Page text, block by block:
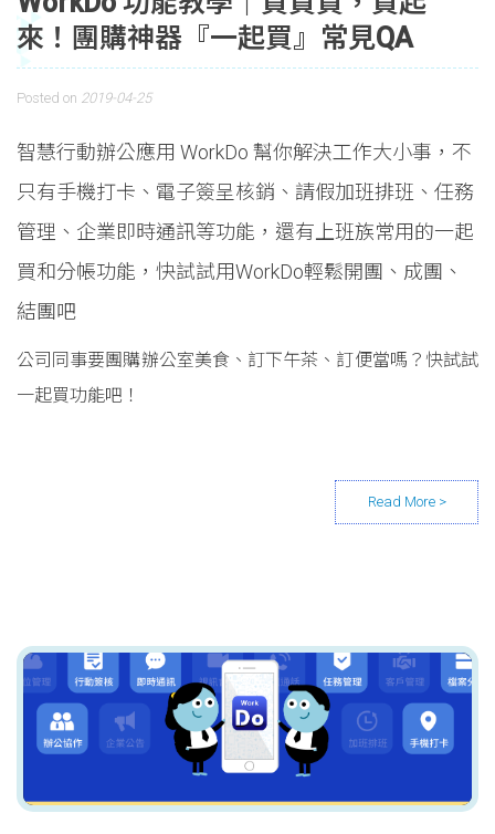
來！團購神器『一起買』常見QA
Posted on 2019-04-25
智慧行動辦公應用 WorkDo 幫你解決工作大小事，不
只有手機打卡、電子簽呈核銷、請假加班排班、任務
管理、企業即時通訊等功能，還有上班族常用的一起
買和分帳功能，快試試用WorkDo輕鬆開團、成團、
結團吧
公司同事要團購辦公室美食、訂下午茶、訂便當嗎？快試試
一起買功能吧！